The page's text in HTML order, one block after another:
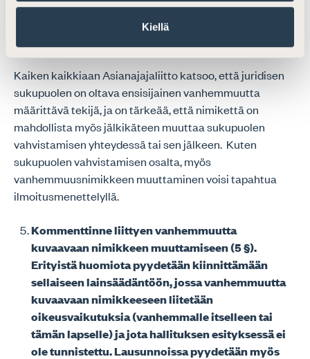
Kiellä
olisiko vanhemmuuden merkitsemiselle eri
tietojärjestelmiin sukupuolittuneen termistön sijaan
vanhemmuutena, edellytyksiä.
Kaiken kaikkiaan Asianajajaliitto katsoo, että juridisen
sukupuolen on oltava ensisijainen vanhemmuutta
määrittävä tekijä, ja on tärkeää, että nimikettä on
mahdollista myös jälkikäteen muuttaa sukupuolen
vahvistamisen yhteydessä tai sen jälkeen. Kuten
sukupuolen vahvistamisen osalta, myös
vanhemmuusnimikkeen muuttaminen voisi tapahtua
ilmoitusmenettelyllä.
Kommenttinne liittyen vanhemmuutta
kuvaavaan nimikkeen muuttamiseen (5 §).
Erityistä huomiota pyydetään kiinnittämään
sellaiseen lainsäädäntöön, jossa vanhemmuutta
kuvaavaan nimikkeeseen liitetään
oikeusvaikutuksia (vanhemmalle itselleen tai
tämän lapselle) ja jota hallituksen esityksessä ei
ole tunnistettu. Lausunnoissa pyydetään myös